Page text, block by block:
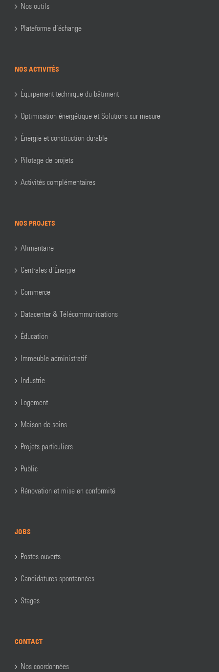
Nos outils
Plateforme d’échange
NOS ACTIVITÉS
Équipement technique du bâtiment
Optimisation énergétique et Solutions sur mesure
Énergie et construction durable
Pilotage de projets
Activités complémentaires
NOS PROJETS
Alimentaire
Centrales d’Énergie
Commerce
Datacenter & Télécommunications
Éducation
Immeuble administratif
Industrie
Logement
Maison de soins
Projets particuliers
Public
Rénovation et mise en conformité
JOBS
Postes ouverts
Candidatures spontannées
Stages
CONTACT
Nos coordonnées